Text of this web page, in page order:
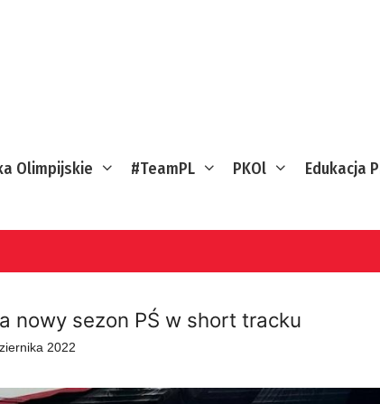
Olimpijskie #TeamPL PKOl Edukacja
nowy sezon PŚ w short tracku
2022